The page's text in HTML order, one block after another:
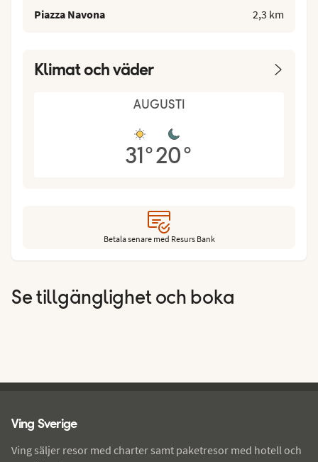
Piazza Navona
2,3 km
Klimat och väder
AUGUSTI
31°20°
Betala senare med Resurs Bank
Se tillgänglighet och boka
Ving Sverige
Ving säljer resor med charter samt paketresor med hotell och